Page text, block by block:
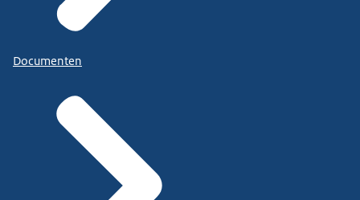
Documenten